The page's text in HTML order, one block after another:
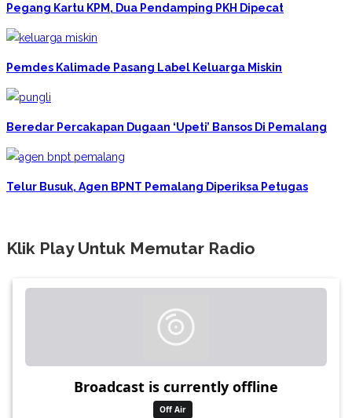
Pegang Kartu KPM, Dua Pendamping PKH Dipecat
Pemdes Kalimade Pasang Label Keluarga Miskin
Beredar Percakapan Dugaan ‘upeti’ Bansos Di Pemalang
Telur Busuk, Agen BPNT Pemalang Diperiksa Petugas
Klik Play Untuk Memutar Radio